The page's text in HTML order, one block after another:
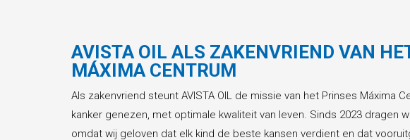
AVISTA OIL ALS ZAKENVRIEND VAN
MÁXIMA CENTRUM
Als zakenvriend steunt AVISTA OIL de missie van het Prinses Máxima
kanker genezen, met optimale kwaliteit van leven. Sinds 2023 dragen
omdat wij geloven dat elk kind de beste kansen verdient en dat